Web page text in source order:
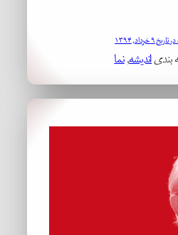
۹ خرداد, ۱۳۹۴
بندیاندیشه, نما